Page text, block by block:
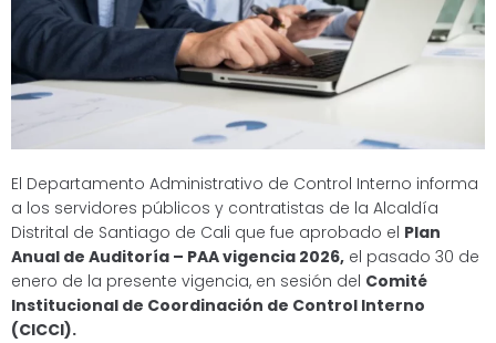
El Departamento Administrativo de Control Interno informa
a los servidores públicos y contratistas de la Alcaldía
Distrital de Santiago de Cali que fue aprobado el Plan
Anual de Auditoría – PAA vigencia 2026, el pasado 30 de
enero de la presente vigencia, en sesión del Comité
Institucional de Coordinación de Control Interno
(CICCI).